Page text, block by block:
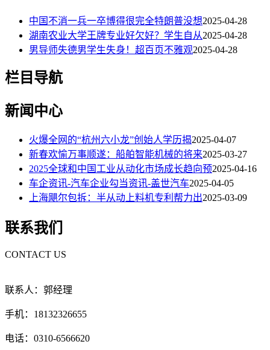
中国不消一兵一卒博得很完全特朗普没想2025-04-28
湖南农业大学王牌专业好欠好？学生自从2025-04-28
男导师失德男学生失身！超百页不雅观2025-04-28
栏目导航
新闻中心
火爆全网的“杭州六小龙”创始人学历揭2025-04-07
新春欢愉万事顺遂：船舶智能机械的将来2025-03-27
2025全球和中国工业从动化市场成长趋向预2025-04-16
车企资讯-汽车企业勾当资讯-盖世汽车2025-04-05
上海飓尔包拆：半从动上料机专利帮力出2025-03-09
联系我们
CONTACT US
联系人：郭经理
手机：18132326655
电话：0310-6566620